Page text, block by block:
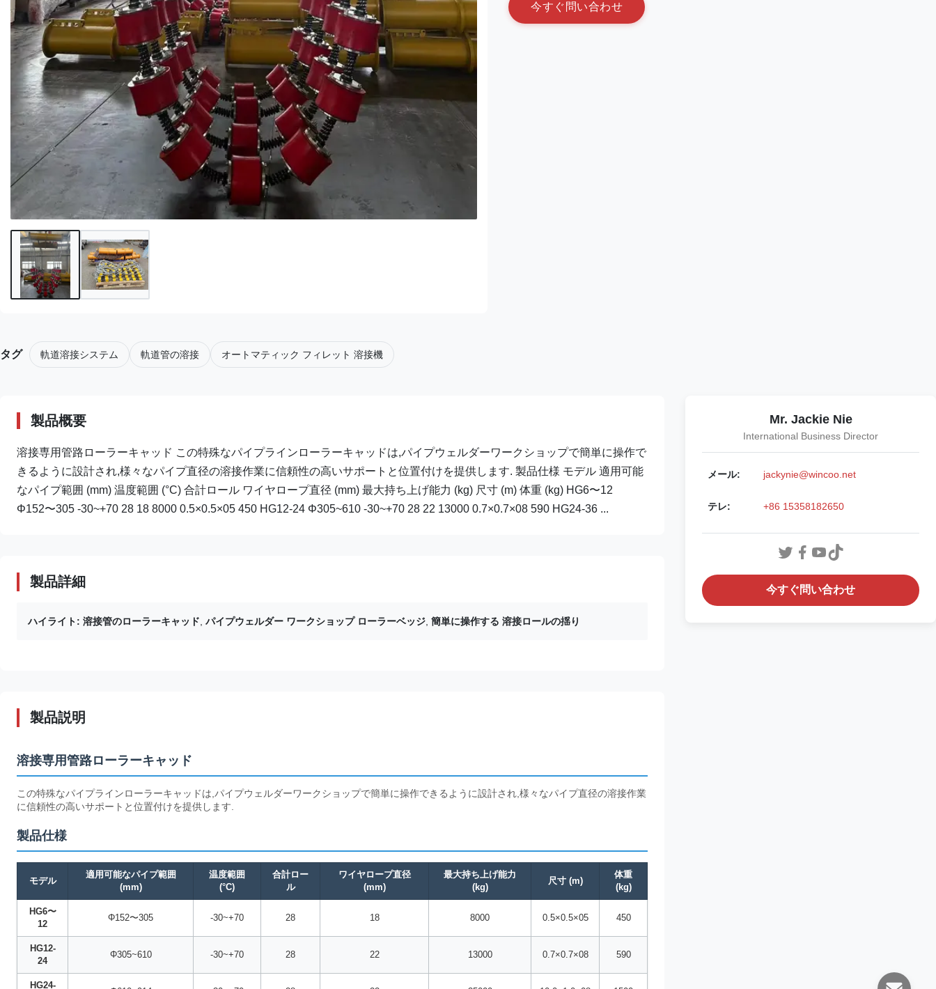
今す ぐ 問い合わせ
タグ 軌道溶接システム 軌道管の溶接 オートマティック フィレット 溶接機
製品概要
溶接専用管路ローラーキャッド この特殊なパイプラインローラーキャッドは,パイプウェルダーワークショップで簡単に操作で
きるように設計され,様々なパイプ直径の溶接作業に信頼性の高いサポートと位置付けを提供します. 製品仕様 モデル 適用可能
なパイプ範囲 (mm) 温度範囲 (°C) 合計ロール ワイヤロープ直径 (mm) 最大持ち上げ能力 (kg) 尺寸 (m) 体重 (kg) HG6〜12
Φ152〜305 -30~+70 28 18 8000 0.5×0.5×05 450 HG12-24 Φ305~610 -30~+70 28 22 13000 0.7×0.7×08 590 HG24-36 ...
製品詳細
ハイライト: 溶接管のローラーキャッド, パイプウェルダー ワークショップ ローラーベッジ, 簡単に操作する 溶接ロールの揺り
製品説明
溶接専用管路ローラーキャッド
この特殊なパイプラインローラーキャッドは,パイプウェルダーワークショップで簡単に操作できるように設計され,様々なパイプ直径の溶接作業
に信頼性の高いサポートと位置付けを提供します.
製品仕様
モデル
適用可能なパイプ範囲
(mm)
温度範囲
(°C)
合計ロー
ル
ワイヤロープ直径
(mm)
最大持ち上げ能力
(kg)
尺寸 (m)
体重
(kg)
HG6〜
12
Φ152〜305 -30~+70 28 18 8000 0.5×0.5×05 450
HG12-
24
Φ305~610 -30~+70 28 22 13000 0.7×0.7×08 590
HG24-
Mr. Jackie Nie
International Business Director
メール: jackynie@wincoo.net
テレ: +86 15358182650
今すぐ問い合わせ